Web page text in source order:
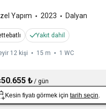
Yapım 2023 Dalyan
Yakıt dahil
12 kişi 15 m 1 WC
50.655 ₺ / gün
Kesin fiyatı görmek için tarih seçin.